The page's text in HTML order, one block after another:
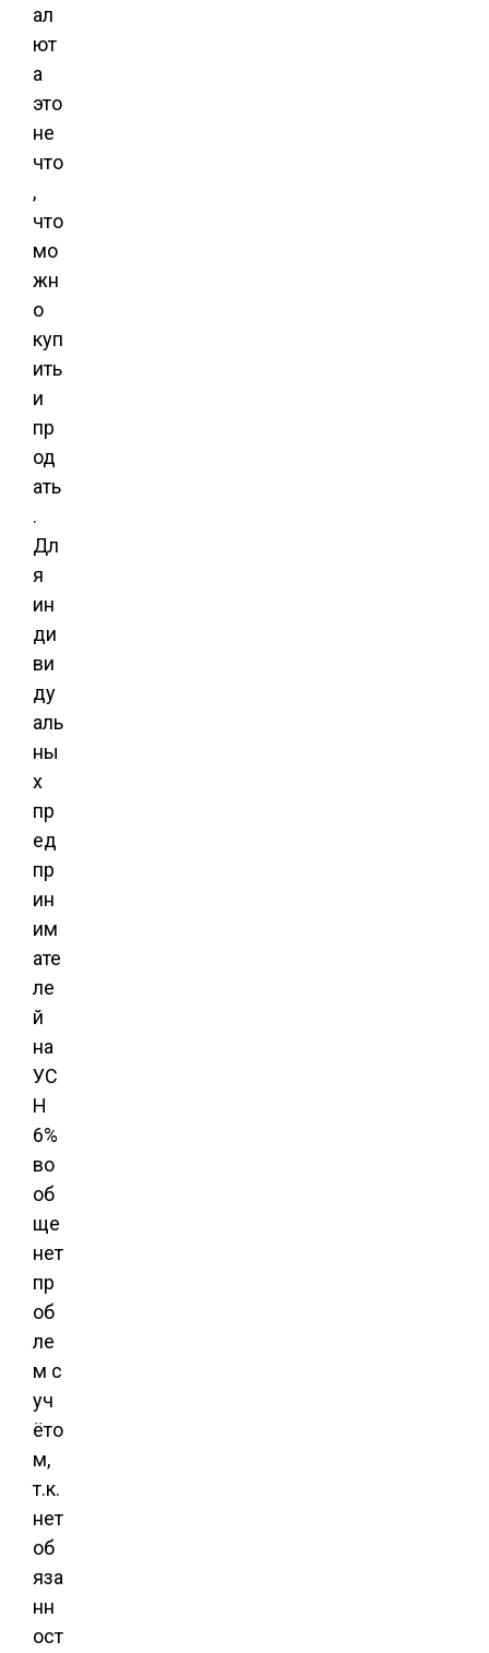
ал
ют
а
это
не
что
,
что
мо
жн
о
куп
ить
и
пр
од
ать
.
Дл
я
ин
ди
ви
ду
аль
ны
х
пр
ед
пр
ин
им
ате
ле
й
на
УС
Н
6%
во
об
ще
нет
пр
об
ле
м с
уч
ёто
м,
т.к.
нет
об
яза
нн
ост